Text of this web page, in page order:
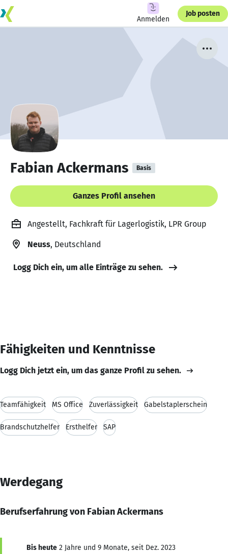
Anmelden
Job posten
Fabian Ackermans Basis
Ganzes Profil ansehen
Angestellt, Fachkraft für Lagerlogistik, LPR Group
Neuss, Deutschland
Logg Dich ein, um alle Einträge zu sehen.
Fähigkeiten und Kenntnisse
Logg Dich jetzt ein, um das ganze Profil zu sehen.
Teamfähigkeit MS Office Zuverlässigkeit Gabelstaplerschein
Brandschutzhelfer Ersthelfer SAP
Werdegang
Berufserfahrung von Fabian Ackermans
Bis heute 2 Jahre und 9 Monate, seit Dez. 2023